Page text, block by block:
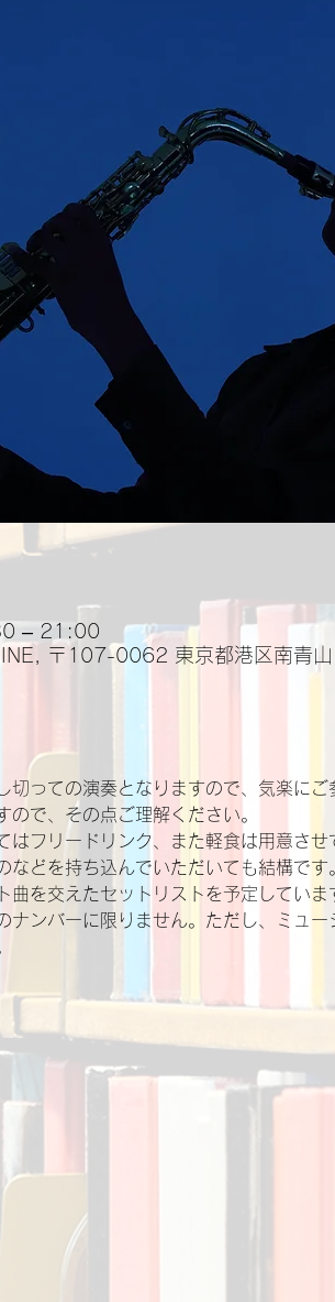
– 21:00
〒107-0062 東京都港区南青山
切っての演奏となりますので、気楽にご
ので、その点ご理解ください。
はフリードリンク、また軽食は用意さ
などを持ち込んでいただいても結構です
曲を交えたセットリストを予定してい
ナンバーに限りません。ただし、ミュ